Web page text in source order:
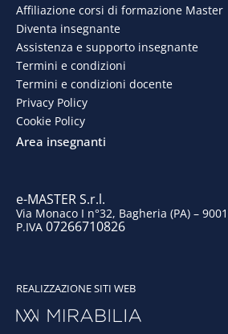
e-MASTER S.r.l.
Via Monaco I n°32, Bagheria (PA) – 90011
P.IVA
07266710826
REALIZZAZIONE SITI WEB